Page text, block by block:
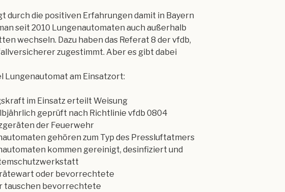
durch die positiven Erfahrungen damit in Bayern
seit 2010 Lungenautomaten auch außerhalb
wechseln. Dazu haben das Referat 8 der vfdb,
zugestimmt. Aber es gibt dabei
Lungenautomat am Einsatzort:
im Einsatz erteilt Weisung
geprüft nach Richtlinie vfdb 0804
der Feuerwehr
gehören zum Typ des Pressluftatmers
kommen gereinigt, desinfiziert und
oder bevorrechtete
tauschen bevorrechtete